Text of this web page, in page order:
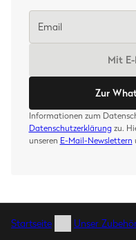
Mit
Zur
Informationen zum
Datenschutzerklärung zu.
unseren E-Mail-Newslettern
Startseite Unser